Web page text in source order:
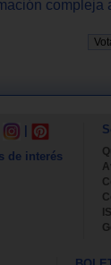
compleja
de interés